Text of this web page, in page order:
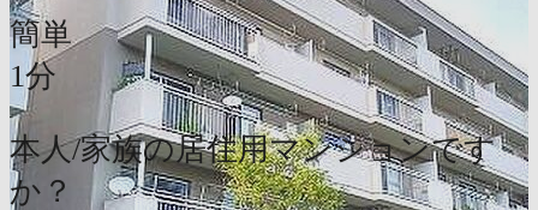
簡単
1分
本人/家族の居住用マンションです
か？